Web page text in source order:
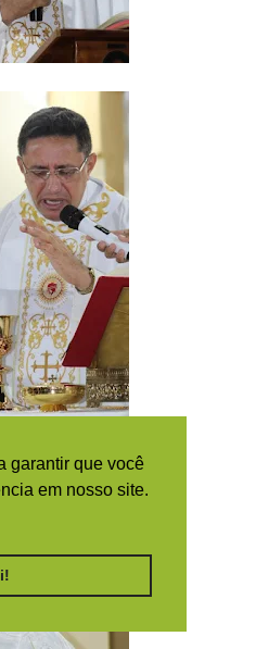
garantir que você
em nosso site.